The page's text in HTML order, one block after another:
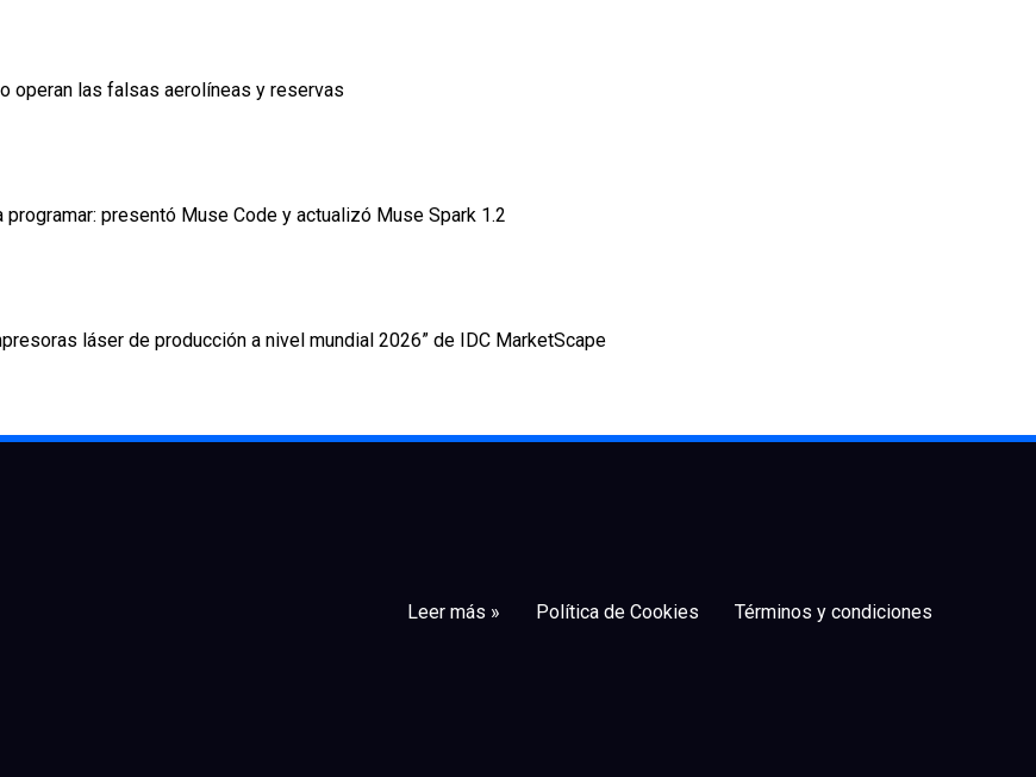
operan las falsas aerolíneas y reservas
presentó Muse Code y actualizó Muse Spark 1.2
láser de producción a nivel mundial 2026” de IDC MarketScape
Leer más » Política de Cookies Términos y condiciones